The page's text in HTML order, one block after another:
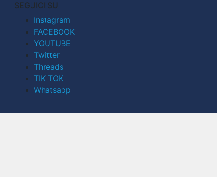
SEGUICI SU
Instagram
FACEBOOK
YOUTUBE
Twitter
Threads
TIK TOK
Whatsapp